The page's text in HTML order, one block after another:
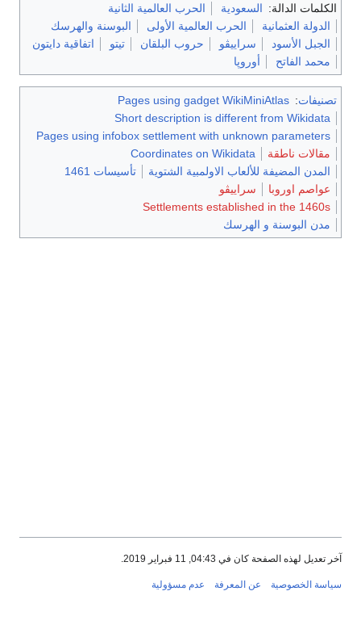
الكلمات الدالة: السعودية
الحرب العالمية الثانية
الدولة العثمانية
الحرب العالمية الأولى
البوسنة والهرسك
الجبل الأسود
سراييڤو حروب البلقان تيتو
اتفاقية دايتون
محمد الفاتح
أوروپا
تصنيفات:
Pages using gadget WikiMiniAtlas
Short description is different from Wikidata
Pages using infobox settlement with unknown parameters
مقالات ناطقة
Coordinates on Wikidata
المدن المضيفة للألعاب الاولمبية الشتوية
تأسيسات 1461
عواصم اوروبا
سراييڤو
Settlements established in the 1460s
مدن البوسنة و الهرسك
آخر تعديل لهذه الصفحة كان في 04:43, 11 فبراير 2019.
سياسة الخصوصية عن المعرفة عدم مسؤولية